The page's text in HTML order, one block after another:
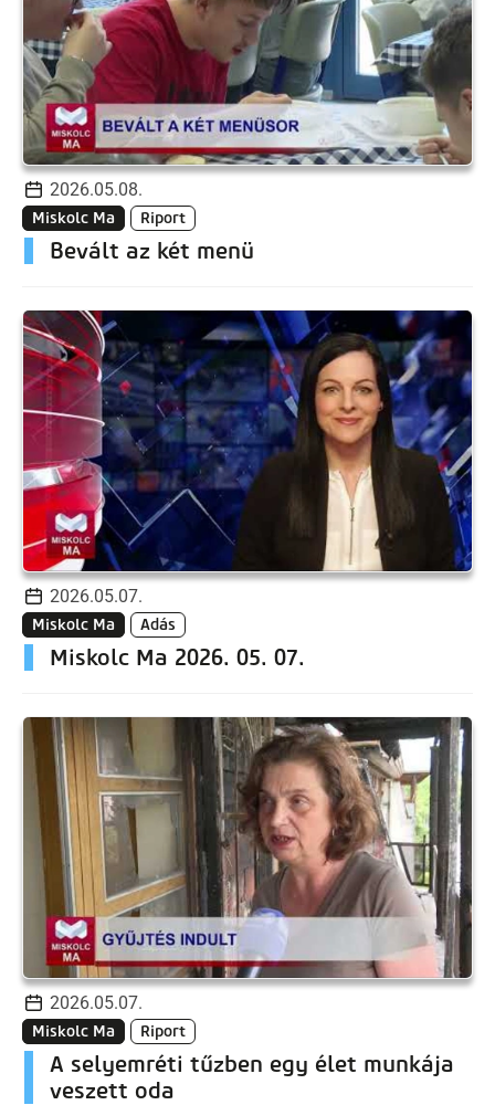
2026.05.08.
Miskolc Ma Riport
Bevált az két menü
2026.05.07.
Miskolc Ma Adás
Miskolc Ma 2026. 05. 07.
2026.05.07.
Miskolc Ma Riport
A selyemréti tűzben egy élet munkája
veszett oda